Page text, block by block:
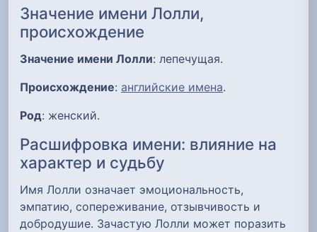
Значение имени Лолли,
происхождение
Значение имени Лолли: лепечущая.
Происхождение: английские имена.
Род: женский.
Расшифровка имени: влияние на
характер и судьбу
Имя Лолли означает эмоциональность,
эмпатию, сопереживание, отзывчивость и
добродушие. Зачастую Лолли может поразить